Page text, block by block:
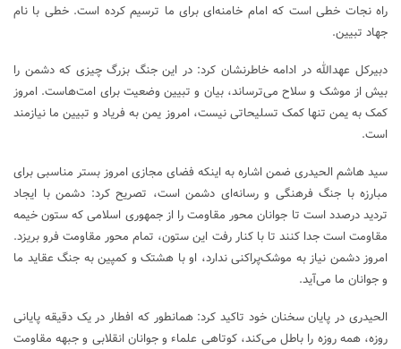
راه نجات خطی است که امام خامنه‌ای برای ما ترسیم کرده است. خطی با نام
جهاد تبیین.
دبیرکل عهدالله در ادامه خاطرنشان کرد: در این جنگ بزرگ چیزی که دشمن را
بیش از موشک و سلاح می‌ترساند، بیان و تبیین وضعیت برای امت‌هاست. امروز
کمک به یمن تنها کمک تسلیحاتی نیست، امروز یمن به فریاد و تبیین ما نیازمند
است.
سید هاشم الحیدری ضمن اشاره به اینکه فضای مجازی امروز بستر مناسبی برای
مبارزه با جنگ فرهنگی و رسانه‌ای دشمن است، تصریح کرد: دشمن با ایجاد
تردید درصدد است تا جوانان محور مقاومت را از جمهوری اسلامی که ستون خیمه
مقاومت است جدا کنند تا با کنار رفت این ستون، تمام محور مقاومت فرو بریزد.
امروز دشمن نیاز به موشک‌پراکنی ندارد، او با هشتک و کمپین به جنگ عقاید ما
و جوانان ما می‌آید.
الحیدری در پایان سخنان خود تاکید کرد: همانطور که افطار در یک دقیقه پایانی
روزه، همه روزه را باطل می‌کند، کوتاهی علماء و جوانان انقلابی و جبهه مقاومت